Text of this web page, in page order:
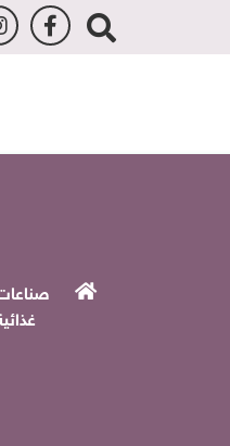
صناعات
غذائية